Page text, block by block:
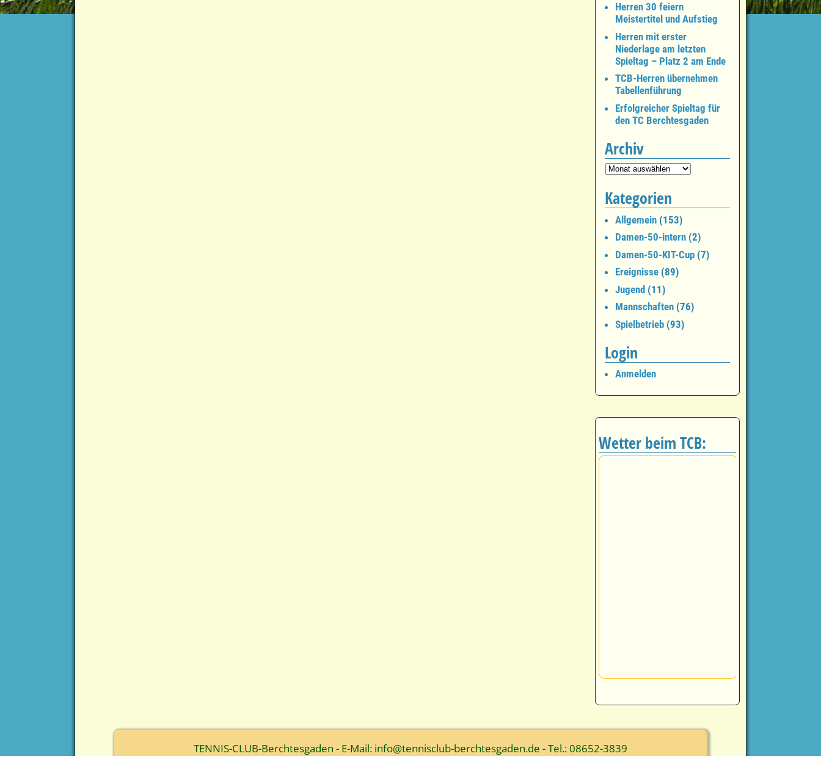
Herren 30 feiern
Meistertitel und Aufstieg
Herren mit erster
Niederlage am letzten
Spieltag – Platz 2 am Ende
TCB-Herren übernehmen
Tabellenführung
Erfolgreicher Spieltag für
den TC Berchtesgaden
Archiv
Kategorien
Allgemein(153)
Damen-50-intern(2)
Damen-50-KIT-Cup(7)
Ereignisse(89)
Jugend(11)
Mannschaften(76)
Spielbetrieb(93)
Login
Anmelden
Wetter beim TCB:
TENNIS-CLUB-Berchtesgaden - E-Mail: info@tennisclub-berchtesgaden.de - Tel.: 08652-3839